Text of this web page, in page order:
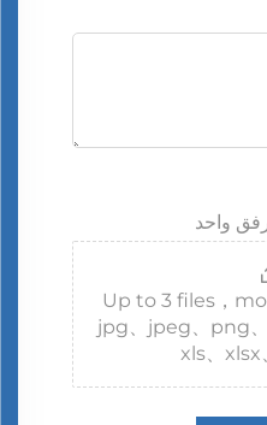
واحد
Up to 3 files，
jpg、jpeg、png
xls、